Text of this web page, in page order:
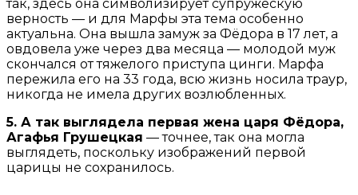
так, здесь она символизирует супружескую
верность — и для Марфы эта тема особенно
актуальна. Она вышла замуж за Фёдора в 17 лет, а
овдовела уже через два месяца — молодой муж
скончался от тяжелого приступа цинги. Марфа
пережила его на 33 года, всю жизнь носила траур,
никогда не имела других возлюбленных.
5. А так выглядела первая жена царя Фёдора,
Агафья Грушецкая — точнее, так она могла
выглядеть, поскольку изображений первой
царицы не сохранилось.